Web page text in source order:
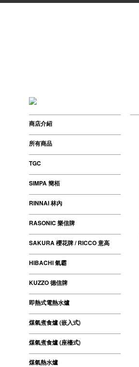
商店介紹
所有商品
TGC
SIMPA 簡栢
RINNAI 林內
RASONIC 樂信牌
SAKURA 櫻花牌 / RICCO 意高
HIBACHI 氣霸
KUZZO 德信牌
即熱式電熱水爐
煤氣煮食爐 (嵌入式)
煤氣煮食爐 (座檯式)
煤氣熱水爐